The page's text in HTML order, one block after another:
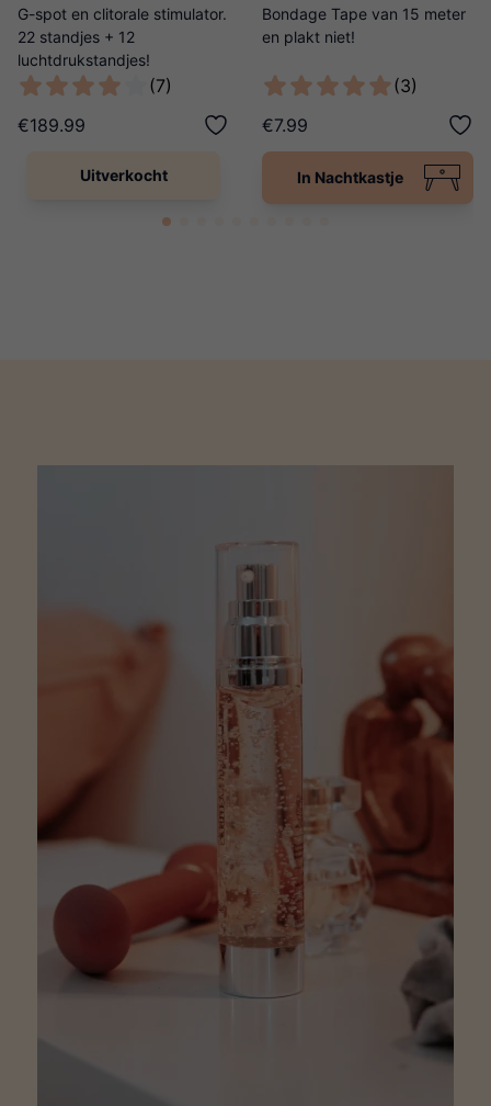
G-spot en clitorale stimulator.
22 standjes + 12
luchtdrukstandjes!
(7)
€189.99
Uitverkocht
Bondage Tape van 15 meter
en plakt niet!
(3)
€7.99
In Nachtkastje